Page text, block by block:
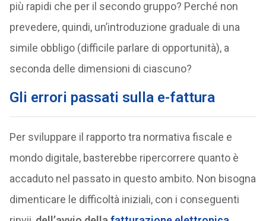
più rapidi che per il secondo gruppo? Perché non
prevedere, quindi, un’introduzione graduale di una
simile obbligo (difficile parlare di opportunità), a
seconda delle dimensioni di ciascuno?
Gli errori passati sulla e-fattura
Per sviluppare il rapporto tra normativa fiscale e
mondo digitale, basterebbe ripercorrere quanto è
accaduto nel passato in questo ambito. Non bisogna
dimenticare le difficoltà iniziali, con i conseguenti